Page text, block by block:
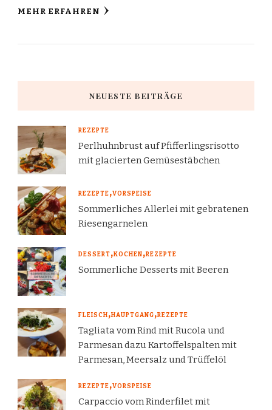
MEHR ERFAHREN
NEUESTE BEITRÄGE
REZEPTE
Perlhuhnbrust auf Pfifferlingsrisotto
mit glacierten Gemüsestäbchen
REZEPTE VORSPEISE
Sommerliches Allerlei mit gebratenen
Riesengarnelen
DESSERT KOCHEN REZEPTE
Sommerliche Desserts mit Beeren
FLEISCH HAUPTGANG REZEPTE
Tagliata vom Rind mit Rucola und
Parmesan dazu Kartoffelspalten mit
Parmesan, Meersalz und Trüffelöl
REZEPTE VORSPEISE
Carpaccio vom Rinderfilet mit